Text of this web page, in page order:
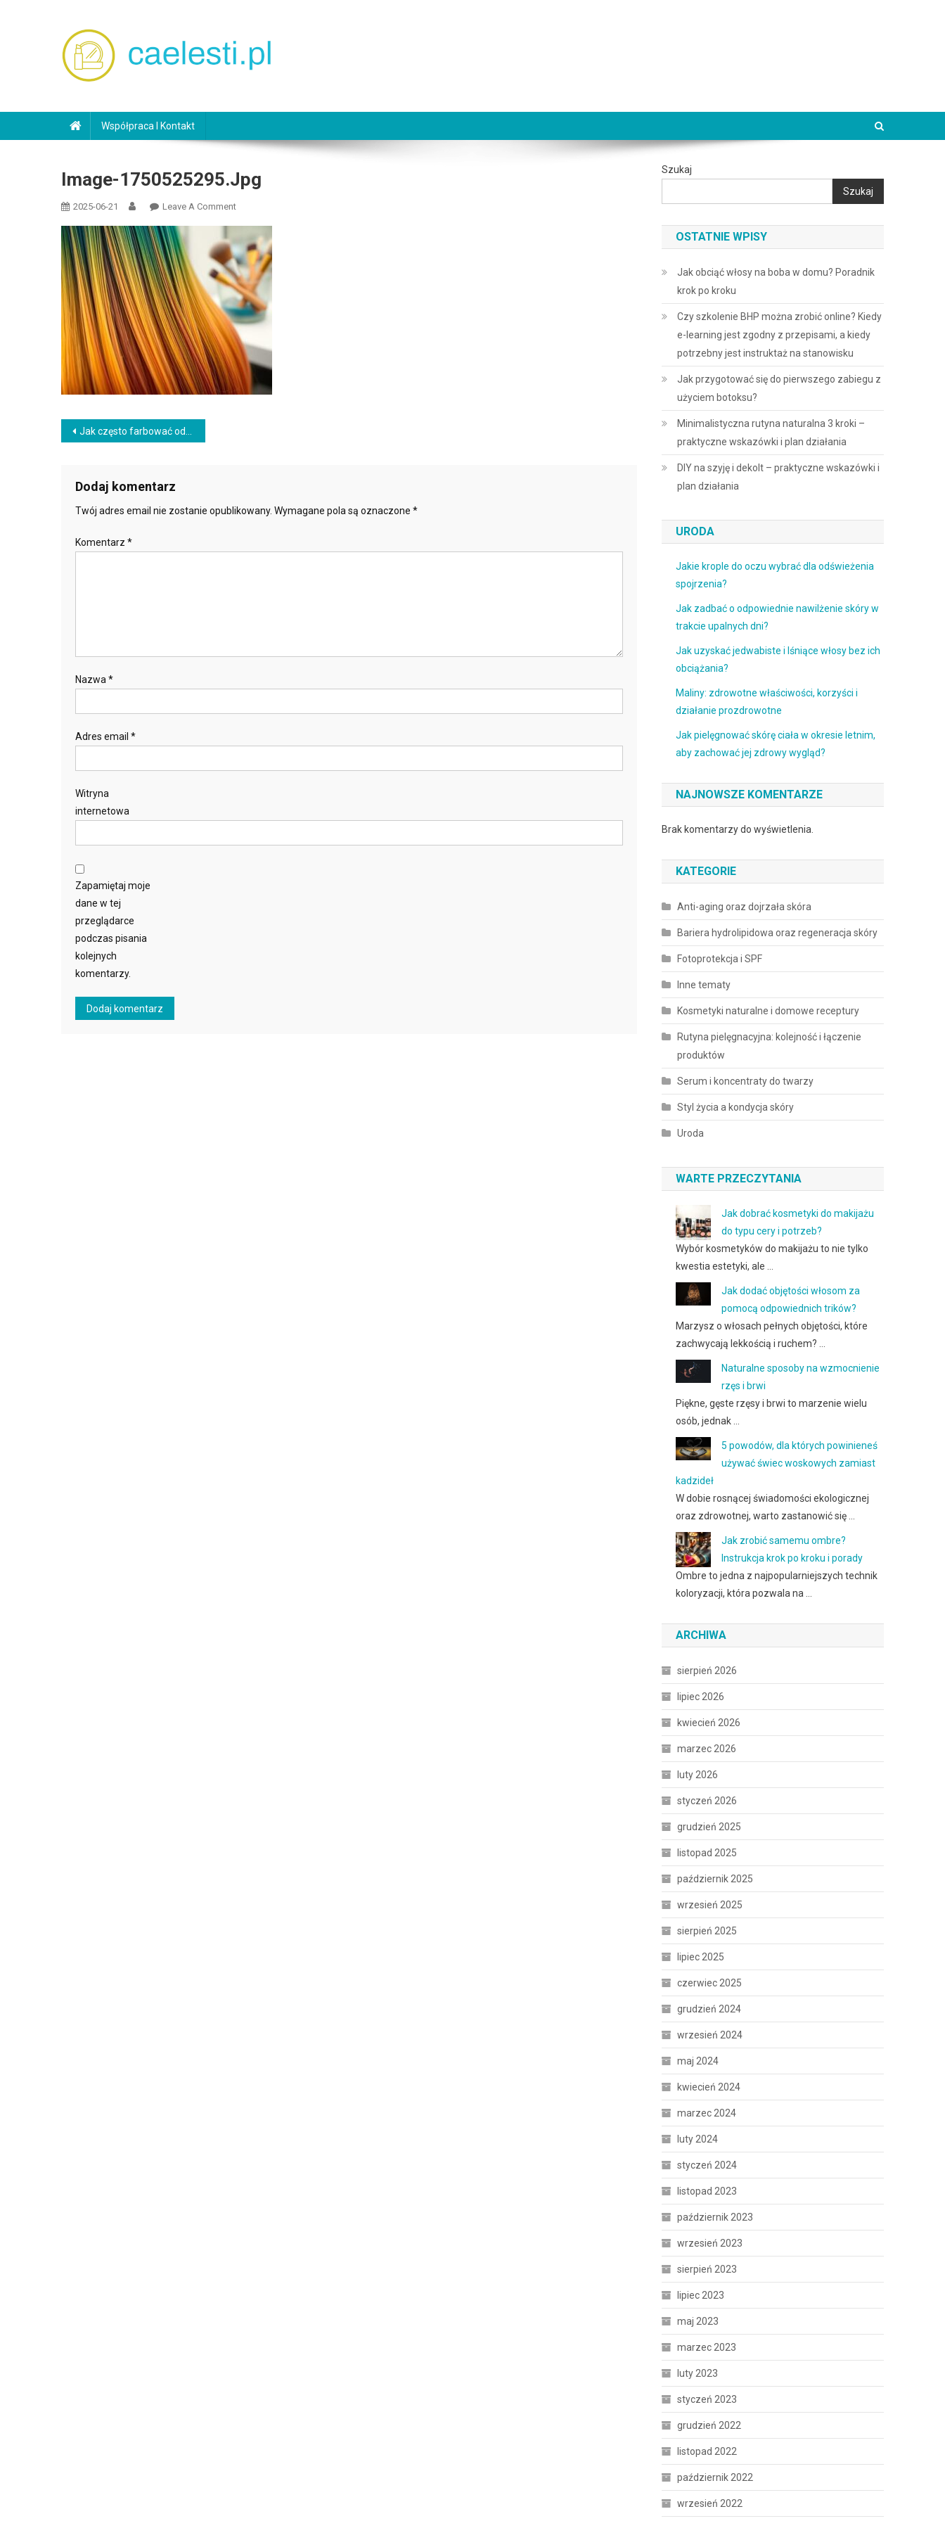
Współpraca I Kontakt
Image-1750525295.jpg
2025-06-21 Leave A CommentOn
1750525295.jpg
Nawigacja
Jak często farbować odrosty? Porady i techniki pielęgnacji
Dodaj komentarz
Twój adres email nie zostanie opublikowany. Wymagane pola są oznaczone *
Komentarz *
Nazwa *
Adres email *
Witryna
internetowa
Zapamiętaj moje
dane w tej
przeglądarce
podczas pisania
kolejnych
komentarzy.
Szukaj
Szukaj
OSTATNIE WPISY
Jak obciąć włosy na boba w domu? Poradnik
krok po kroku
Czy szkolenie BHP można zrobić online? Kiedy
e-learning jest zgodny z przepisami, a kiedy
potrzebny jest instruktaż na stanowisku
Jak przygotować się do pierwszego zabiegu z
użyciem botoksu?
Minimalistyczna rutyna naturalna 3 kroki –
praktyczne wskazówki i plan działania
DIY na szyję i dekolt – praktyczne wskazówki i
plan działania
URODA
Jakie krople do oczu wybrać dla odświeżenia
spojrzenia?
Jak zadbać o odpowiednie nawilżenie skóry w
trakcie upalnych dni?
Jak uzyskać jedwabiste i lśniące włosy bez ich
obciążania?
Maliny: zdrowotne właściwości, korzyści i
działanie prozdrowotne
Jak pielęgnować skórę ciała w okresie letnim,
aby zachować jej zdrowy wygląd?
NAJNOWSZE KOMENTARZE
Brak komentarzy do wyświetlenia.
KATEGORIE
Anti-aging oraz dojrzała skóra
Bariera hydrolipidowa oraz regeneracja skóry
Fotoprotekcja i SPF
Inne tematy
Kosmetyki naturalne i domowe receptury
Rutyna pielęgnacyjna: kolejność i łączenie
produktów
Serum i koncentraty do twarzy
Styl życia a kondycja skóry
Uroda
WARTE PRZECZYTANIA
Jak dobrać kosmetyki do makijażu
do typu cery i potrzeb?
Wybór kosmetyków do makijażu to nie tylko
kwestia estetyki, ale …
Jak dodać objętości włosom za
pomocą odpowiednich trików?
Marzysz o włosach pełnych objętości, które
zachwycają lekkością i ruchem? …
Naturalne sposoby na wzmocnienie
rzęs i brwi
Piękne, gęste rzęsy i brwi to marzenie wielu
osób, jednak …
5 powodów, dla których powinieneś
używać świec woskowych zamiast
kadzideł
W dobie rosnącej świadomości ekologicznej
oraz zdrowotnej, warto zastanowić się …
Jak zrobić samemu ombre?
Instrukcja krok po kroku i porady
Ombre to jedna z najpopularniejszych technik
koloryzacji, która pozwala na …
ARCHIWA
sierpień 2026
lipiec 2026
kwiecień 2026
marzec 2026
luty 2026
styczeń 2026
grudzień 2025
listopad 2025
październik 2025
wrzesień 2025
sierpień 2025
lipiec 2025
czerwiec 2025
grudzień 2024
wrzesień 2024
maj 2024
kwiecień 2024
marzec 2024
luty 2024
styczeń 2024
listopad 2023
październik 2023
wrzesień 2023
sierpień 2023
lipiec 2023
maj 2023
marzec 2023
luty 2023
styczeń 2023
grudzień 2022
listopad 2022
październik 2022
wrzesień 2022